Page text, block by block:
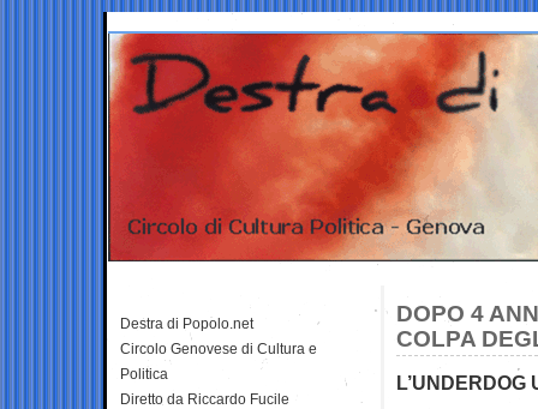
DOPO 4
COLPA
L’UNDERDOG
Destra di Popolo.net
Circolo Genovese di Cultura e
Politica
Diretto da Riccardo Fucile